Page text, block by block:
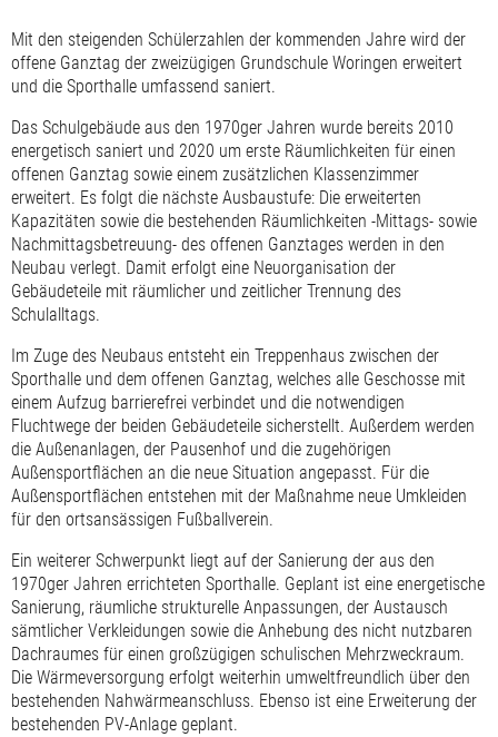
Mit den steigenden Schülerzahlen der kommenden Jahre wird der
offene Ganztag der zweizügigen Grundschule Woringen erweitert
und die Sporthalle umfassend saniert.
Das Schulgebäude aus den 1970ger Jahren wurde bereits 2010
energetisch saniert und 2020 um erste Räumlichkeiten für einen
offenen Ganztag sowie einem zusätzlichen Klassenzimmer
erweitert. Es folgt die nächste Ausbaustufe: Die erweiterten
Kapazitäten sowie die bestehenden Räumlichkeiten -Mittags- sowie
Nachmittagsbetreuung- des offenen Ganztages werden in den
Neubau verlegt. Damit erfolgt eine Neuorganisation der
Gebäudeteile mit räumlicher und zeitlicher Trennung des
Schulalltags.
Im Zuge des Neubaus entsteht ein Treppenhaus zwischen der
Sporthalle und dem offenen Ganztag, welches alle Geschosse mit
einem Aufzug barrierefrei verbindet und die notwendigen
Fluchtwege der beiden Gebäudeteile sicherstellt. Außerdem werden
die Außenanlagen, der Pausenhof und die zugehörigen
Außensportflächen an die neue Situation angepasst. Für die
Außensportflächen entstehen mit der Maßnahme neue Umkleiden
für den ortsansässigen Fußballverein.
Ein weiterer Schwerpunkt liegt auf der Sanierung der aus den
1970ger Jahren errichteten Sporthalle. Geplant ist eine energetische
Sanierung, räumliche strukturelle Anpassungen, der Austausch
sämtlicher Verkleidungen sowie die Anhebung des nicht nutzbaren
Dachraumes für einen großzügigen schulischen Mehrzweckraum.
Die Wärmeversorgung erfolgt weiterhin umweltfreundlich über den
bestehenden Nahwärmeanschluss. Ebenso ist eine Erweiterung der
bestehenden PV-Anlage geplant.